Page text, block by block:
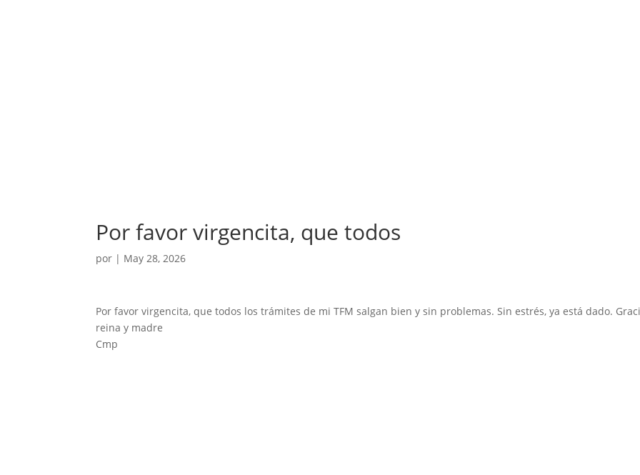
Por favor virgencita, que todos
por | May 28, 2026
Por favor virgencita, que todos los trámites de mi TFM salgan bien y sin problemas. Sin estrés, ya está dado.
reina y madre
Cmp